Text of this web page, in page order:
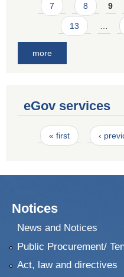
7 8 9
13
more
eGov services
Pages
« first ‹
Notices
News and Notices
Public Procurement/
Act, law and directives